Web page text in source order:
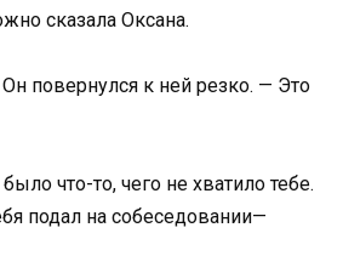
сказала Оксана.
повернулся к ней резко. — Это
что-то, чего не хватило тебе.
подал на собеседовании—